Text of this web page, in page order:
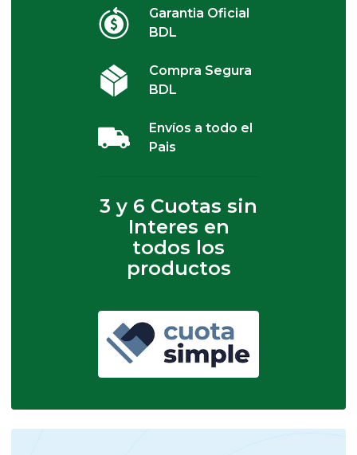
Garantia Oficial
BDL
Compra Segura
BDL
Envíos a todo el
Pais
3 y 6 Cuotas sin
Interes en
todos los
productos